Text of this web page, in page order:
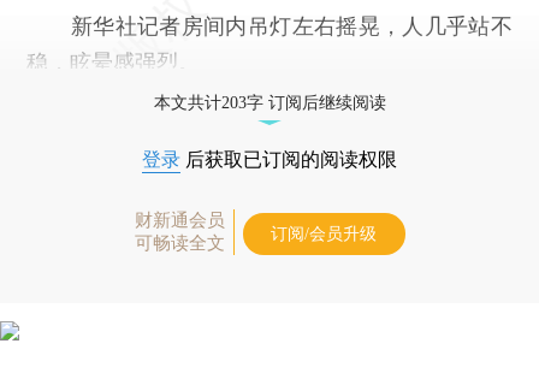
新华社记者房间内吊灯左右摇晃，人几乎站不
稳，眩晕感强烈。
本文共计203字 订阅后继续阅读
登录 后获取已订阅的阅读权限
财新通会员
可畅读全文
订阅/会员升级